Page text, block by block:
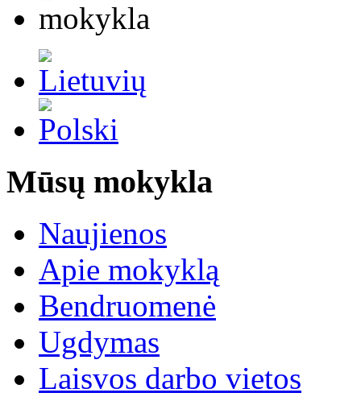
Mūsų mokykla
Naujienos
Apie mokyklą
Bendruomenė
Ugdymas
Laisvos darbo vietos